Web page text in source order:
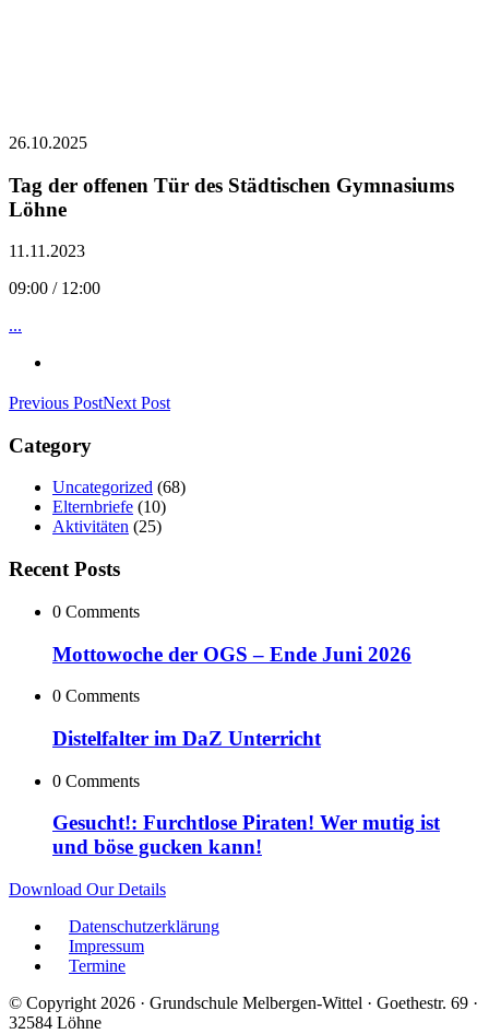
26.10.2025
Tag der offenen Tür des Städtischen Gymnasiums
Löhne
11.11.2023
09:00 / 12:00
...
Previous PostNext Post
Category
Uncategorized (68)
Elternbriefe (10)
Aktivitäten (25)
Recent Posts
0 Comments
Mottowoche der OGS – Ende Juni 2026
0 Comments
Distelfalter im DaZ Unterricht
0 Comments
Gesucht!: Furchtlose Piraten! Wer mutig ist
und böse gucken kann!
Download Our Details
Datenschutzerklärung
Impressum
Termine
© Copyright 2026 · Grundschule Melbergen-Wittel · Goethestr. 69 ·
32584 Löhne